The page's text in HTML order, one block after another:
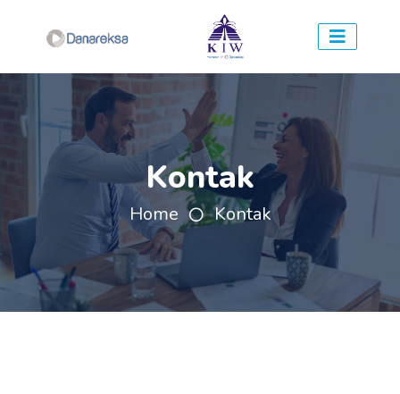
Kontak
Home Kontak